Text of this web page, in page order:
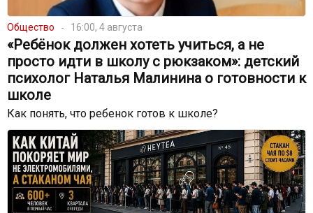
Общество 16:00, 4 августа
«Ребёнок должен хотеть учиться, а не
просто идти в школу с рюкзаком»: детский
психолог Наталья Малинина о готовности к
школе
Как понять, что ребенок готов к школе?